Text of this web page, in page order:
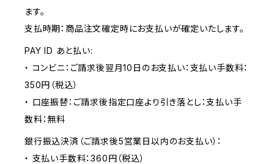
ます。
支払時期：商品注文確定時にお支払いが確定いたします。
PAY ID あと払い:
・ コンビニ：ご請求後翌月10日のお支払い：支払い手数料：
350円（税込）
・ 口座振替：ご請求後指定口座より引き落とし：支払い手
数料：無料
銀行振込決済（ご請求後5営業日以内のお支払い）：
・ 支払い手数料：360円（税込）